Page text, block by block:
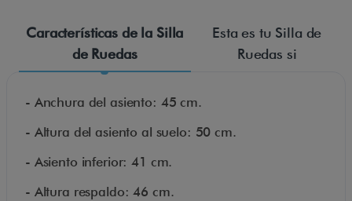
del asiento 44 cm. Anchura total 54cm. Accessible
Madrid ofrece alquiler de silla de ruedas plegable
reducida o discapacidad. El servicio de alquiler de sillas
de ruedas en Madrid puede ser con entrega/recogida
entrega/recogida a domicilio (en el centro de Madrid).
Este servicio es muy útil para realizar viajes, en
Características de la Silla
de Ruedas
Esta es tu Silla de
Ruedas si
- Anchura del asiento: 45 cm.
- Altura del asiento al suelo: 50 cm.
- Asiento inferior: 41 cm.
- Altura respaldo: 46 cm.